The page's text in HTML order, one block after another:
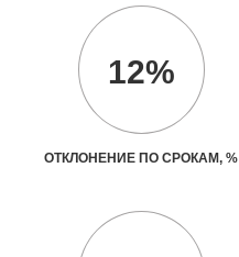
12%
ОТКЛОНЕНИЕ ПО СРОКАМ, %